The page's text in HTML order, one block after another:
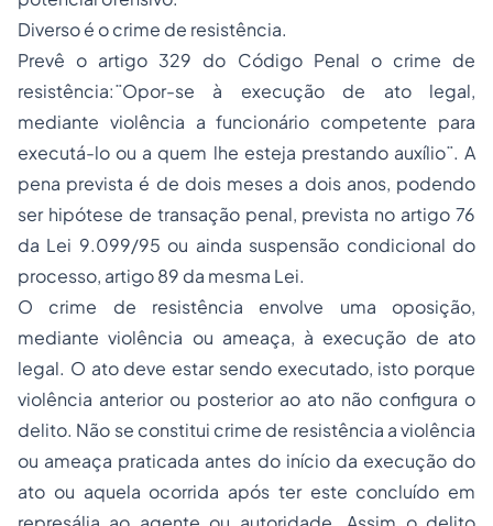
Diverso é o crime de resistência.
Prevê o artigo 329 do Código Penal o crime de
resistência:¨Opor-se à execução de ato legal,
mediante violência a funcionário competente para
executá-lo ou a quem lhe esteja prestando auxílio¨. A
pena prevista é de dois meses a dois anos, podendo
ser hipótese de transação penal, prevista no artigo 76
da Lei 9.099/95 ou ainda suspensão condicional do
processo, artigo 89 da mesma Lei.
O crime de resistência envolve uma oposição,
mediante violência ou ameaça, à execução de ato
legal. O ato deve estar sendo executado, isto porque
violência anterior ou posterior ao ato não configura o
delito. Não se constitui crime de resistência a violência
ou ameaça praticada antes do início da execução do
ato ou aquela ocorrida após ter este concluído em